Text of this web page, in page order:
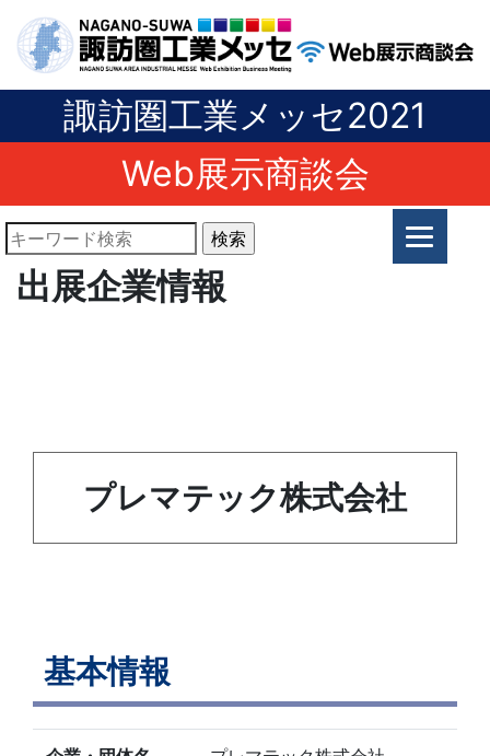
諏訪圏工業メッセ2021
Web展示商談会
出展企業情報
プレマテック株式会社
基本情報